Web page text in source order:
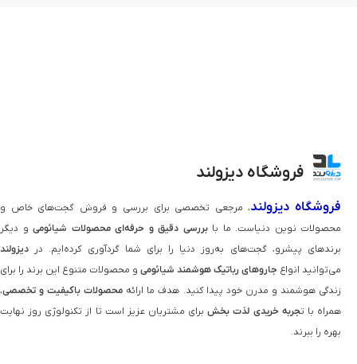
فروشگاه دیزولند
فروشگاه دیزولند، مرجعی تخصصی برای بررسی و فروش گجت‌های خاص و
محصولات نوین دنیاست. ما بابررسی دقیق و حرفه‌ای محصولات شیائومی و دیگر
برندهای پیشرو، گجت‌های به‌روز دنیا را برای شما گردآوری کرده‌ایم. در دیزولند
می‌توانید انواع جاروهای رباتیک هوشمند شیائومی و محصولات متنوع این برند را برای
زندگی هوشمند و مدرن خود پیدا کنید. هدف ما ارائه محصولات باکیفیت و تخصصی،
همراه با تجربه خریدی لذت‌ بخشبرای مشتریان عزیز است تا از تکنولوژی روز نهایت
بهره را ببرند.